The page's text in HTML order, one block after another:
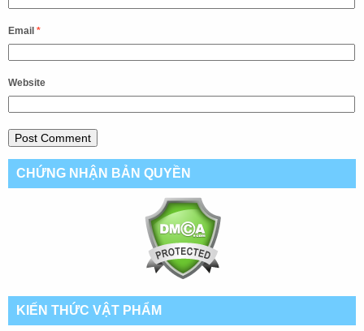
Email *
Website
CHỨNG NHẬN BẢN QUYỀN
KIẾN THỨC VẬT PHẨM